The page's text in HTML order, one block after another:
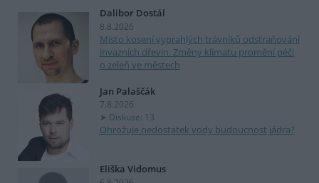
Dalibor Dostál
8.8.2026
Místo kosení vyprahlých trávníků odstraňování
invazních dřevin. Změny klimatu promění péči
o zeleň ve městech
Jan Palaščák
7.8.2026
Diskuse: 13
Ohrožuje nedostatek vody budoucnost jádra?
Eliška Vidomus